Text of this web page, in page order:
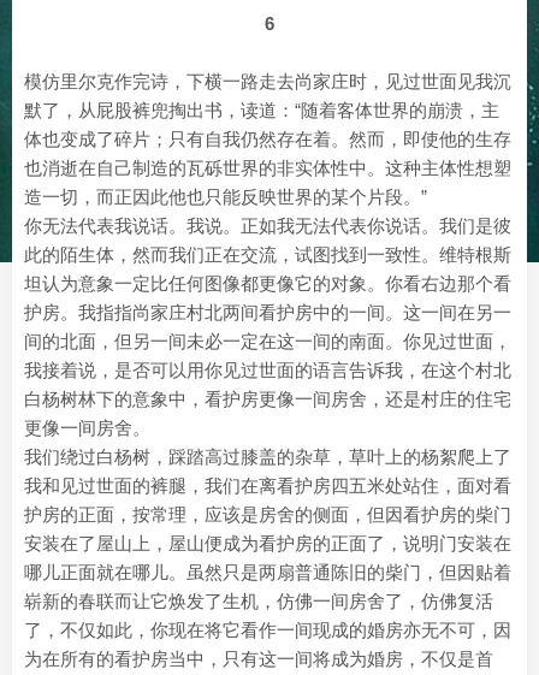
6
模仿里尔克作完诗，下横一路走去尚家庄时，见过世面见我沉
默了，从屁股裤兜掏出书，读道：“随着客体世界的崩溃，主
体也变成了碎片；只有自我仍然存在着。然而，即使他的生存
也消逝在自己制造的瓦砾世界的非实体性中。这种主体性想塑
造一切，而正因此他也只能反映世界的某个片段。”
你无法代表我说话。我说。正如我无法代表你说话。我们是彼
此的陌生体，然而我们正在交流，试图找到一致性。维特根斯
坦认为意象一定比任何图像都更像它的对象。你看右边那个看
护房。我指指尚家庄村北两间看护房中的一间。这一间在另一
间的北面，但另一间未必一定在这一间的南面。你见过世面，
我接着说，是否可以用你见过世面的语言告诉我，在这个村北
白杨树林下的意象中，看护房更像一间房舍，还是村庄的住宅
更像一间房舍。
我们绕过白杨树，踩踏高过膝盖的杂草，草叶上的杨絮爬上了
我和见过世面的裤腿，我们在离看护房四五米处站住，面对看
护房的正面，按常理，应该是房舍的侧面，但因看护房的柴门
安装在了屋山上，屋山便成为看护房的正面了，说明门安装在
哪儿正面就在哪儿。虽然只是两扇普通陈旧的柴门，但因贴着
崭新的春联而让它焕发了生机，仿佛一间房舍了，仿佛复活
了，不仅如此，你现在将它看作一间现成的婚房亦无不可，因
为在所有的看护房当中，只有这一间将成为婚房，不仅是首